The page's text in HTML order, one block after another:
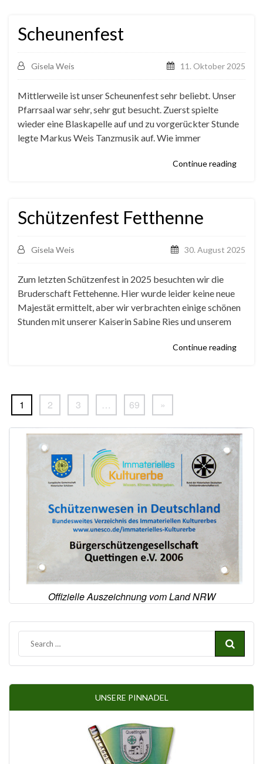
Scheunenfest
Gisela Weis 11. Oktober 2025
Mittlerweile ist unser Scheunenfest sehr beliebt. Unser
Pfarrsaal war sehr, sehr gut besucht. Zuerst spielte
wieder eine Blaskapelle auf und zu vorgerückter Stunde
legte Markus Weis Tanzmusik auf. Wie immer
Continue reading
Schützenfest Fetthenne
Gisela Weis 30. August 2025
Zum letzten Schützenfest in 2025 besuchten wir die
Bruderschaft Fettehenne. Hier wurde leider keine neue
Majestät ermittelt, aber wir verbrachten einige schönen
Stunden mit unserer Kaiserin Sabine Ries und unserem
Continue reading
1 2 3 … 69 »
Offizielle Auszeichnung vom Land NRW
UNSERE PINNADEL